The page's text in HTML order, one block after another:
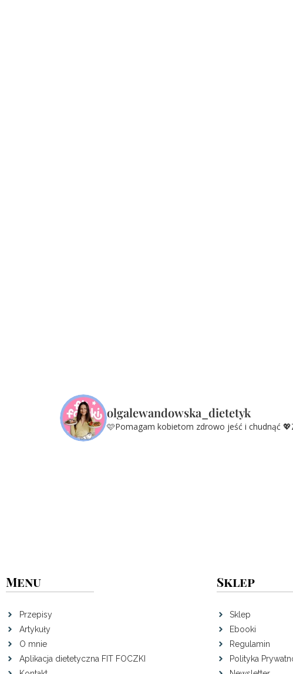
olgalewandowska_dietetyk
🩷Pomagam kobietom zdrowo jeść i chudnąć
Menu
Przepisy
Artykuły
O mnie
Aplikacja dietetyczna FIT FOCZKI
Sklep
Sklep
Ebooki
Regulamin
Polityka